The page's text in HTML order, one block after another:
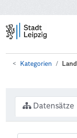
Kategorien
Datensätze